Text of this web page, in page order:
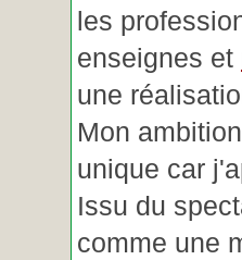
les
enseignes et
une
Mon
unique car
Issu du
comme une